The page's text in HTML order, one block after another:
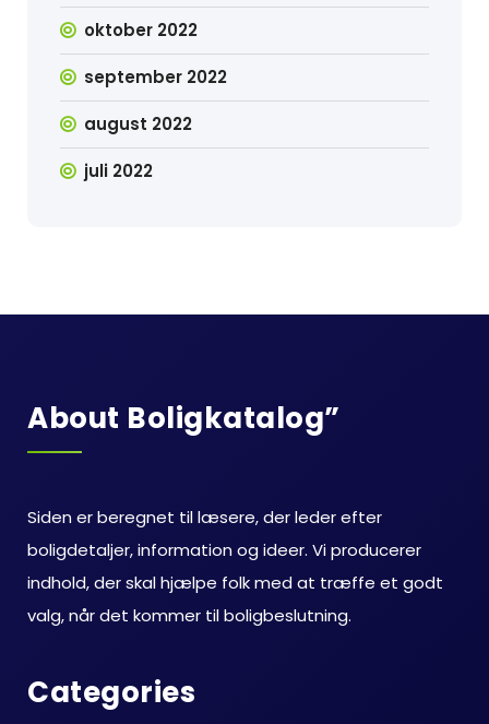
oktober 2022
september 2022
august 2022
juli 2022
About Boligkatalog”
Siden er beregnet til læsere, der leder efter
boligdetaljer, information og ideer. Vi producerer
indhold, der skal hjælpe folk med at træffe et godt
valg, når det kommer til boligbeslutning.
Categories